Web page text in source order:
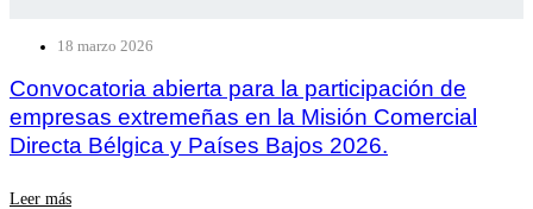
18 marzo 2026
Convocatoria abierta para la participación de
empresas extremeñas en la Misión Comercial
Directa Bélgica y Países Bajos 2026.
Leer más